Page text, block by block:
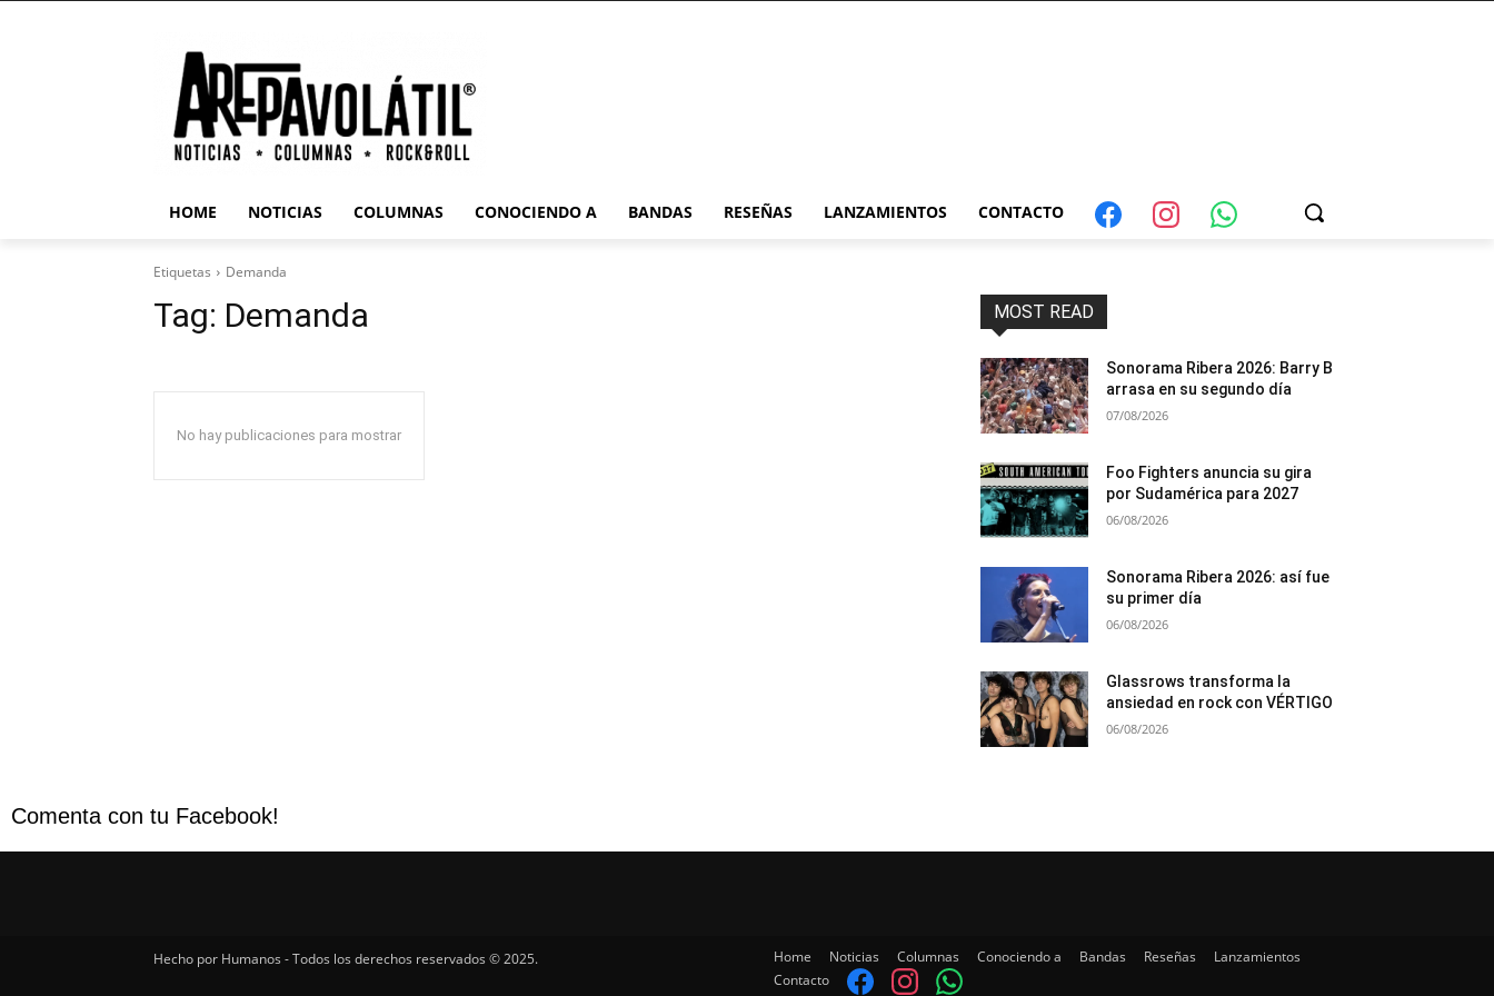
HOME NOTICIAS COLUMNAS CONOCIENDO A BANDAS RESEÑAS LANZAMIENTOS CONTACTO
Etiquetas Demanda
Tag: Demanda
No hay publicaciones para mostrar
MOST READ
Sonorama Ribera 2026: Barry B
arrasa en su segundo día
07/08/2026
Foo Fighters anuncia su gira
por Sudamérica para 2027
06/08/2026
Sonorama Ribera 2026: así fue
su primer día
06/08/2026
Glassrows transforma la
ansiedad en rock con VÉRTIGO
06/08/2026
Comenta con tu Facebook!
Hecho por Humanos - Todos los derechos reservados © 2025. Home Noticias Columnas Conociendo a Bandas Reseñas
Lanzamientos
Contacto